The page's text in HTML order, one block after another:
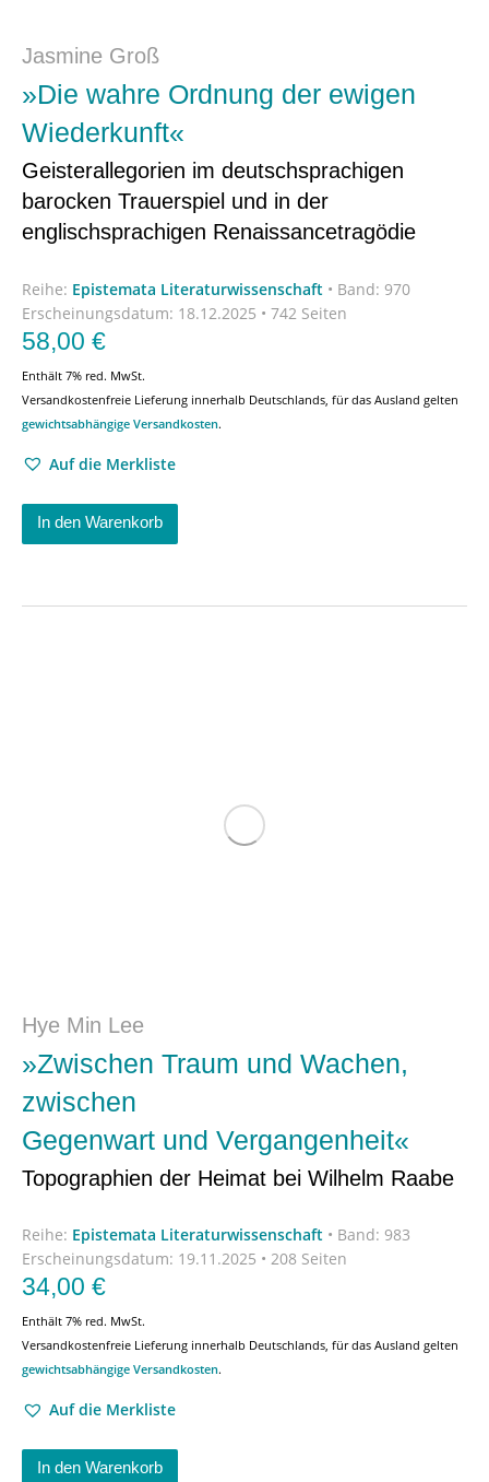
Jasmine Groß
»Die wahre Ordnung der ewigen
Wiederkunft«
Geisterallegorien im deutschsprachigen
barocken Trauerspiel und in der
englischsprachigen Renaissancetragödie
Reihe: Epistemata Literaturwissenschaft • Band: 970
Erscheinungsdatum: 18.12.2025 • 742 Seiten
58,00 €
Enthält 7% red. MwSt.
Versandkostenfreie Lieferung innerhalb Deutschlands, für das Ausland gelten
gewichtsabhängige Versandkosten.
Auf die Merkliste
In den Warenkorb
Hye Min Lee
»Zwischen Traum und Wachen,
zwischen
Gegenwart und Vergangenheit«
Topographien der Heimat bei Wilhelm Raabe
Reihe: Epistemata Literaturwissenschaft • Band: 983
Erscheinungsdatum: 19.11.2025 • 208 Seiten
34,00 €
Enthält 7% red. MwSt.
Versandkostenfreie Lieferung innerhalb Deutschlands, für das Ausland gelten
gewichtsabhängige Versandkosten.
Auf die Merkliste
In den Warenkorb